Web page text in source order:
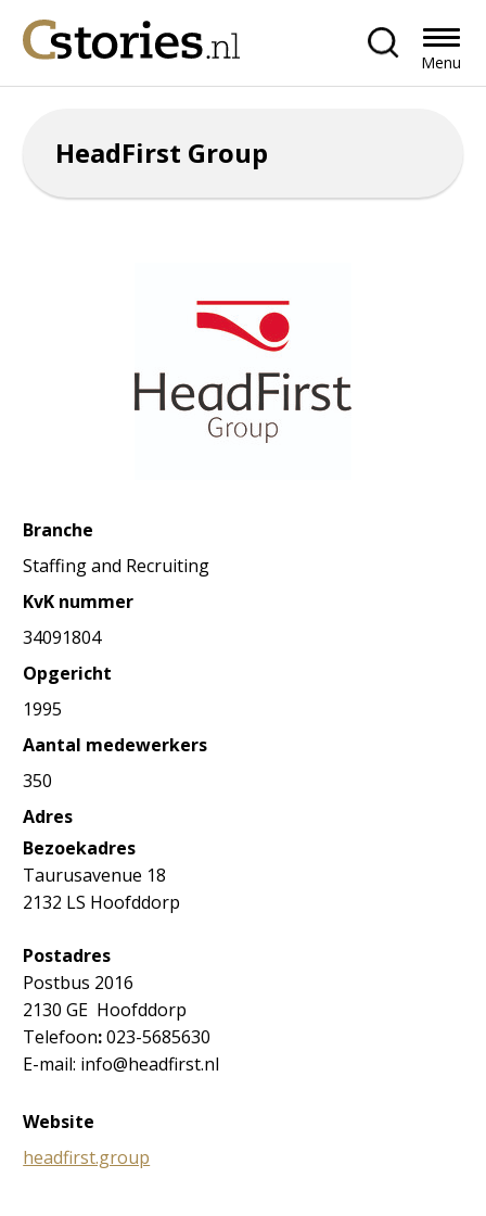
Menu
HeadFirst Group
Branche
Staffing and Recruiting
KvK nummer
34091804
Opgericht
1995
Aantal medewerkers
350
Adres
Bezoekadres
Taurusavenue 18
2132 LS Hoofddorp
Postadres
Postbus 2016
2130 GE Hoofddorp
Telefoon:023-5685630
E-mail: info@headfirst.nl
Website
headfirst.group